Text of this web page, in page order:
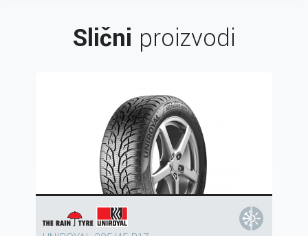
Slični proizvodi